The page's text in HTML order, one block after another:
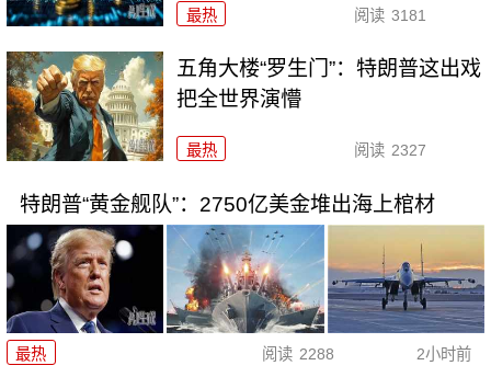
最热 阅读 3181
五角大楼“罗生门”：特朗普这出戏
把全世界演懵
最热 阅读 2327
特朗普“黄金舰队”：2750亿美金堆出海上棺材
最热 阅读 2288 2小时前